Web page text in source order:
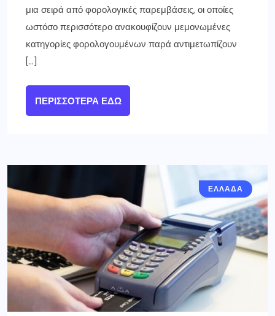
μια σειρά από φορολογικές παρεμβάσεις, οι οποίες
ωστόσο περισσότερο ανακουφίζουν μεμονωμένες
κατηγορίες φορολογουμένων παρά αντιμετωπίζουν
[…]
ΠΕΡΙΣΣΌΤΕΡΑ ΕΔΏ
ΕΛΛΑΔΑ